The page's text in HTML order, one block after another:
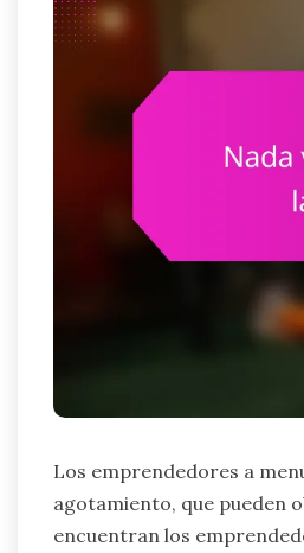
Los emprendedores a
agotamiento, que pueden
encuentran los